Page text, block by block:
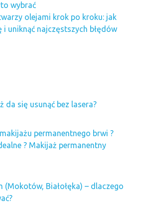
wybrać
olejami krok po kroku: jak
i uniknąć najczęstszych błędów
da się usunąć bez lasera?
permanentnego brwi ?
? Makijaż permanentny
(Mokotów, Białołęka) – dlaczego